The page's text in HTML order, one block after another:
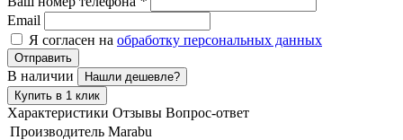
Email
Я согласен на обработку персональных данных
Отправить
В наличии
Нашли дешевле?
Купить в 1 клик
Характеристики Отзывы Вопрос-ответ
Производитель Marabu